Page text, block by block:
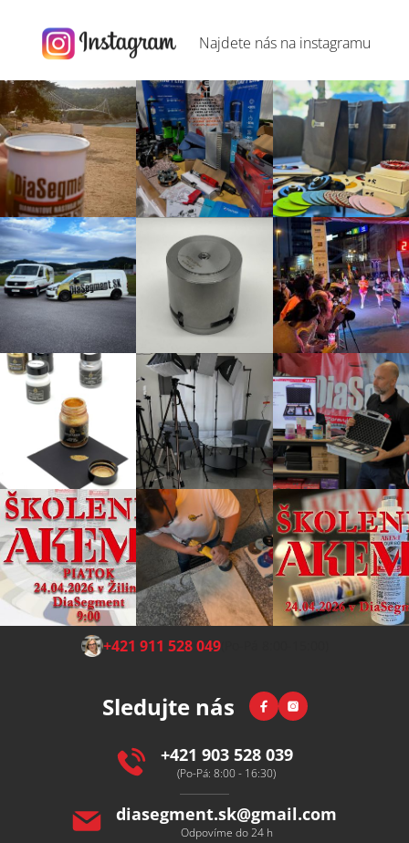
Najdete nás na instagramu
Z +421 911 528 049(Po-Pá 8:00-15:00)
Sledujte nás FacebookInstagram
+421 903 528 039
(Po-Pá: 8:00 - 16:30)
diasegment.sk@gmail.com
Odpovíme do 24 h